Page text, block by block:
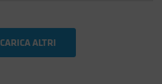
CARICA ALTRI